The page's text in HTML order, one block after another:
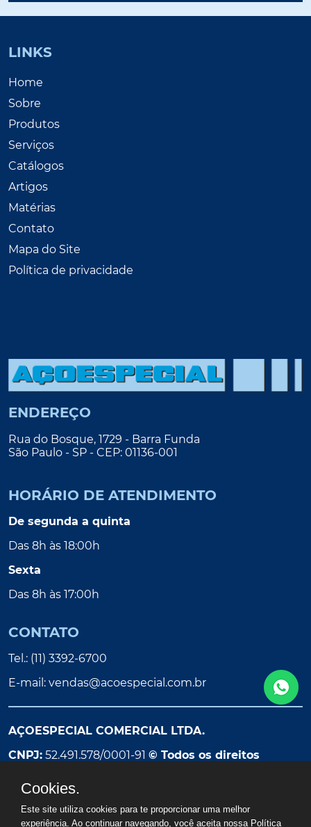
LINKS
Home
Sobre
Produtos
Serviços
Catálogos
Artigos
Matérias
Contato
Mapa do Site
Política de privacidade
ENDEREÇO
Rua do Bosque, 1729 - Barra Funda
São Paulo - SP - CEP: 01136-001
HORÁRIO DE ATENDIMENTO
De segunda a quinta
Das 8h às 18:00h
Sexta
Das 8h às 17:00h
CONTATO
Tel.: (11) 3392-6700
E-mail: vendas@acoespecial.com.br
AÇOESPECIAL COMERCIAL LTDA.
CNPJ: 52.491.578/0001-91 © Todos os direitos
Cookies.
Este site utiliza cookies para te proporcionar uma melhor
experiência. Ao continuar navegando, você aceita nossa Política